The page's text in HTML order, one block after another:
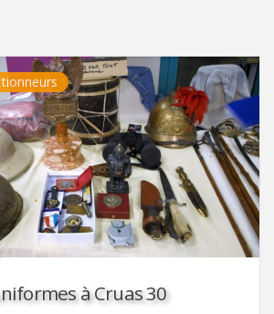
à Cruas 30